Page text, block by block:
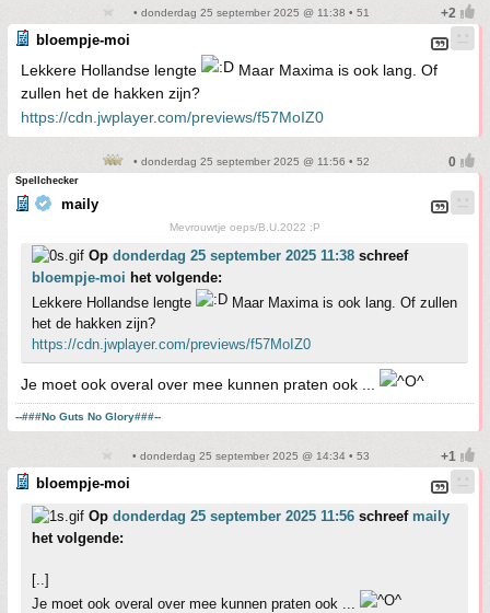
• donderdag 25 september 2025 @ 11:38 • 51
bloempje-moi
Lekkere Hollandse lengte
Maar Maxima is ook lang. Of
zullen het de hakken zijn?
https://cdn.jwplayer.com/previews/f57MoIZ0
• donderdag 25 september 2025 @ 11:56 • 52
Spellchecker
maily
Mevrouwtje oeps/B.U.2022 :P
Op donderdag 25 september 2025 11:38 schreef
bloempje-moi het volgende:
Lekkere Hollandse lengte
Maar Maxima is ook lang. Of zullen
het de hakken zijn?
https://cdn.jwplayer.com/previews/f57MoIZ0
Je moet ook overal over mee kunnen praten ook ...
--###No Guts No Glory###--
• donderdag 25 september 2025 @ 14:34 • 53
bloempje-moi
Op donderdag 25 september 2025 11:56 schreef maily
het volgende:
[..]
Je moet ook overal over mee kunnen praten ook ...